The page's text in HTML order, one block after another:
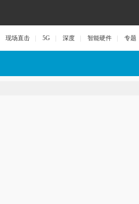
现场直击 5G 深度 智能硬件 专题